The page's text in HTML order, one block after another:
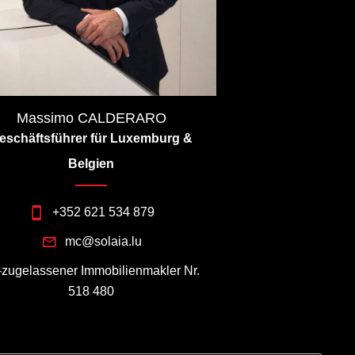
Massimo CALDERARO
für Luxemburg &
Belgien
+352 621 534 879
mc@solaia.lu
Immobilienmakler Nr.
518 480